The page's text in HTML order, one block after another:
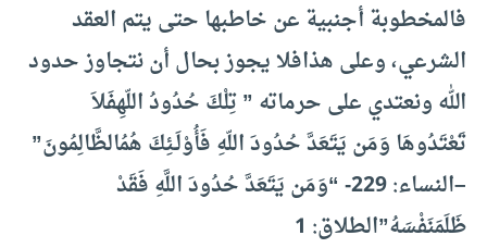
فالمخطوبة أجنبية عن خاطبها حتى يتم العقد
الشرعي، وعلى هذافلا يجوز بحال أن نتجاوز حدود
الله ونعتدي على حرماته ” تِلْكَ حُدُودُ اللّهِفَلاَ
تَعْتَدُوهَا وَمَن يَتَعَدَّ حُدُودَ اللّهِ فَأُوْلَـئِكَ هُمُالظَّالِمُونَ”
–النساء: 229- “وَمَن يَتَعَدَّ حُدُودَ اللَّهِ فَقَدْ
ظَلَمَنَفْسَهُ”الطلاق: 1